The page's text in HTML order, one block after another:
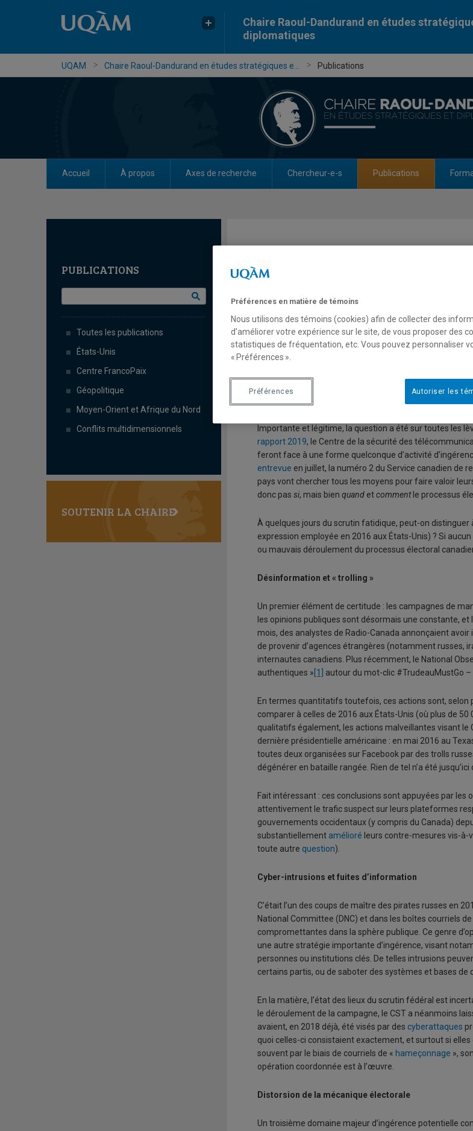
Chaire Raoul-Dandurand en études
diplomatiques
UQAM Chaire Raoul-Dandurand en études stratégiques e... Publications
Accueil À propos Axes de recherche Chercheur-e-s Publications
PUBLICATIONS
Toutes les publications
États-Unis
Centre FrancoPaix
Géopolitique
Moyen-Orient et Afrique du Nord
Conflits multidimensionnels
SOUTENIR LA CHAIRE
Élections fédérales : le
Par Alexis Rapin
Chroniques des nouvelles conflictualités - Chaire Raoul-
À la veille des élections fédérales canadiennes,
l’élection présidentielle américaine de 2016 est encore
Importante et légitime, la question a été sur toutes les
rapport 2019, le Centre de la sécurité des
feront face à une forme quelconque d’activité
entrevue en juillet, la numéro 2 du Service canadien de
pays vont chercher tous les moyens pour faire valoir
donc pas si, mais bien quand etcommentle processus
À quelques jours du scrutin fatidique, peut-on distinguer
expression employée en 2016 aux États-Unis) ? Si
ou mauvais déroulement du processus électoral
Désinformation et « trolling »
Un premier élément de certitude : les campagnes de
les opinions publiques sont désormais une constante, et
mois, des analystes de Radio-Canada annonçaient
de provenir d’agences étrangères (notamment russes,
internautes canadiens. Plus récemment, le National
authentiques » [1] autour du mot-clic #TrudeauMustGo
En termes quantitatifs toutefois, ces actions sont, selon
comparer à celles de 2016 aux États-Unis (où plus de
qualitatifs également, les actions malveillantes visant le
dernière présidentielle américaine : en mai 2016 au
toutes deux organisées sur Facebook par des trolls
dégénérer en bataille rangée. Rien de tel n’a été jusqu’ici
Fait intéressant : ces conclusions sont appuyées par les
attentivement le trafic suspect sur leurs plateformes
gouvernements occidentaux (y compris du Canada)
substantiellement amélioré leurs contre-mesures vis-à-
toute autre question).
Cyber-intrusions et fuites d’information
C’était l’un des coups de maître des pirates russes en
National Committee (DNC) et dans les boîtes courriels
compromettantes dans la sphère publique. Ce genre
une autre stratégie importante d’ingérence, visant
personnes ou institutions clés. De telles intrusions
certains partis, ou de saboter des systèmes et bases de
En la matière, l’état des lieux du scrutin fédéral est
le déroulement de la campagne, le CST a néanmoins
avaient, en 2018 déjà, été visés par des cyberattaques
quoi celles-ci consistaient exactement, et surtout si
souvent par le biais de courriels de « hameçonnage »,
opération coordonnée est à l’œuvre.
Distorsion de la mécanique électorale
Un troisième domaine majeur d’ingérence potentielle
Préférences en matière de témoins
Nous utilisons des témoins (cookies) afin de collecter des
d’améliorer votre expérience sur le site, de vous proposer des
statistiques de fréquentation, etc. Vous pouvez personnaliser
« Préférences ».
Autoriser les
Préférences